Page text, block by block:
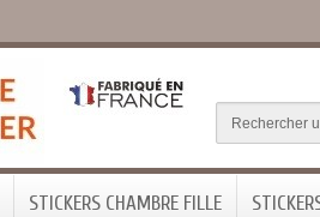
STICKERS CHAMBRE FILLE